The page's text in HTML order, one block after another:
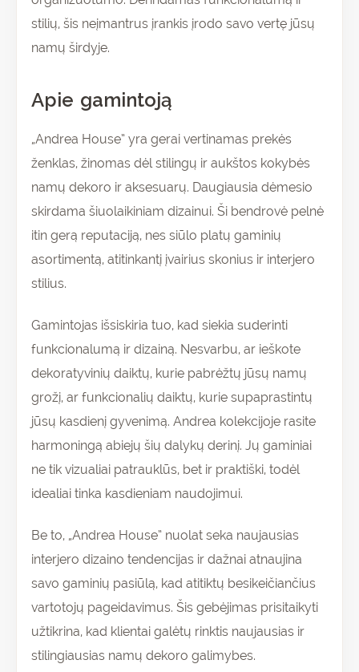
stilių, šis neįmantrus įrankis įrodo savo vertę jūsų
namų širdyje.
Apie gamintoją
„Andrea House” yra gerai vertinamas prekės
ženklas, žinomas dėl stilingų ir aukštos kokybės
namų dekoro ir aksesuarų. Daugiausia dėmesio
skirdama šiuolaikiniam dizainui. Ši bendrovė pelnė
itin gerą reputaciją, nes siūlo platų gaminių
asortimentą, atitinkantį įvairius skonius ir interjero
stilius.
Gamintojas išsiskiria tuo, kad siekia suderinti
funkcionalumą ir dizainą. Nesvarbu, ar ieškote
dekoratyvinių daiktų, kurie pabrėžtų jūsų namų
grožį, ar funkcionalių daiktų, kurie supaprastintų
jūsų kasdienį gyvenimą. Andrea kolekcijoje rasite
harmoningą abiejų šių dalykų derinį. Jų gaminiai
ne tik vizualiai patrauklūs, bet ir praktiški, todėl
idealiai tinka kasdieniam naudojimui.
Be to, „Andrea House” nuolat seka naujausias
interjero dizaino tendencijas ir dažnai atnaujina
savo gaminių pasiūlą, kad atitiktų besikeičiančius
vartotojų pageidavimus. Šis gebėjimas prisitaikyti
užtikrina, kad klientai galėtų rinktis naujausias ir
stilingiausias namų dekoro galimybes.